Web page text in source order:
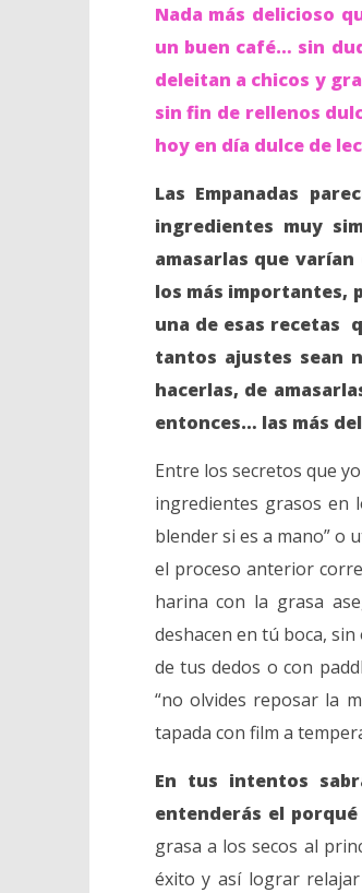
Receta de Empanadas de
Pueblo, con VideoClase
Facebook Live
junio,
2016
Nada más delicioso
un buen café… sin
deleitan a chicos y
sin fin de rellenos
hoy en día dulce de
Las Empanadas
ingredientes muy
amasarlas que
los más importantes,
una de esas recetas
tantos ajustes sean
hacerlas, de
entonces… las más
Entre los secretos que
ingredientes grasos en
blender si es a mano” o
el proceso anterior
harina con la grasa
deshacen en tú boca,
de tus dedos o con
“no olvides reposar la
tapada con film a
En tus intentos
entenderás el
grasa a los secos al
éxito y así lograr